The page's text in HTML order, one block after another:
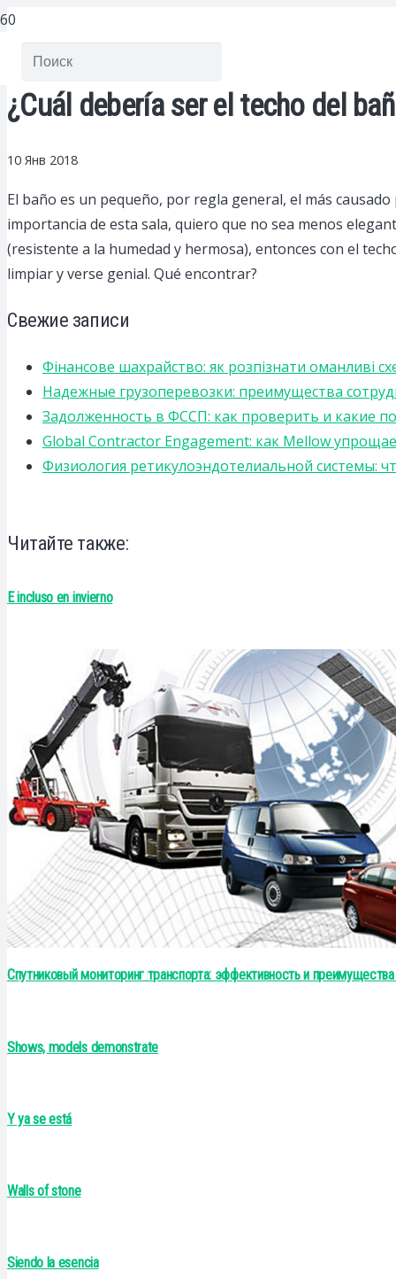
¿Cuál debería ser el techo del
10 Янв 2018
El baño es un pequeño, por regla general, el más
importancia de esta sala, quiero que no sea menos
(resistente a la humedad y hermosa), entonces con el
limpiar y verse genial. Qué encontrar?
Свежие записи
Фінансове шахрайство: як розпізнати оманливі
Надежные грузоперевозки: преимущества
Задолженность в ФССП: как проверить и какие
Global Contractor Engagement: как Mellow
Физиология ретикулоэндотелиальной системы:
Читайте также:
E incluso en invierno
Спутниковый мониторинг транспорта: эффективность и
Shows, models demonstrate
Y ya se está
Walls of stone
Siendo la esencia